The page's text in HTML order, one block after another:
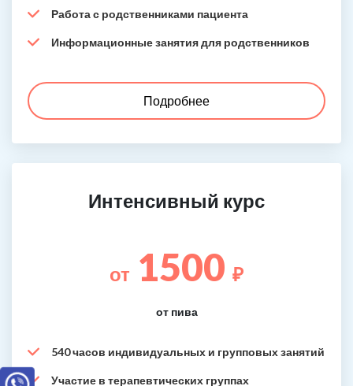
Работа с родственниками пациента
Информационные занятия для родственников
Подробнее
Интенсивный курс
от 1500 ₽
от пива
540 часов индивидуальных и групповых занятий
Участие в терапевтических группах